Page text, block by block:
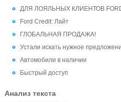
ДЛЯ ЛОЯЛЬНЫХ КЛИЕНТОВ
Ford Credit: Лайт
ГЛОБАЛЬНАЯ ПРОДАЖА!
Устали искать нужное
Автомобили в наличии
Быстрый доступ
Анализ текста